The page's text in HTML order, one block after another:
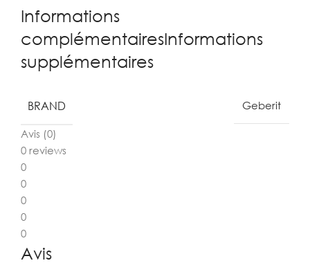
Informations
complémentairesInformations
supplémentaires
BRAND Geberit
Avis (0)
0 reviews
0
0
0
0
0
Avis